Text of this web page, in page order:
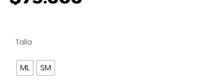
Talla
ML SM